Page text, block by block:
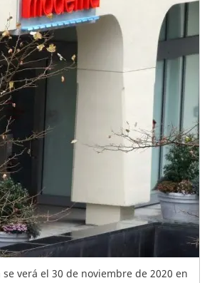
verá el 30 de noviembre de 2020 en